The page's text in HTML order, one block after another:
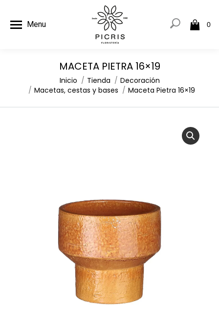
Menu 0
MACETA PIETRA 16×19
Inicio Tienda
Decoración
Macetas, cestas y bases
Maceta Pietra 16×19